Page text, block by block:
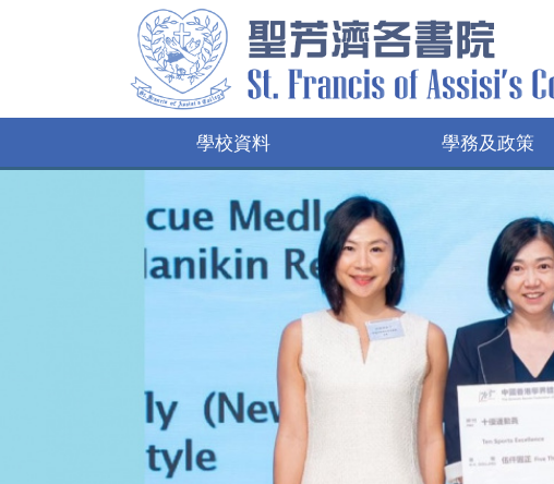
學校資料 學務及政策